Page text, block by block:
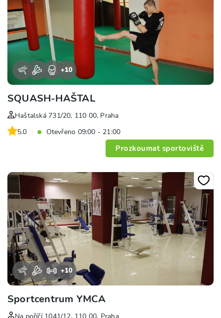
+10
SQUASH-HAŠTAL
Haštalská 731/20, 110 00, Praha
5.0
Otevřeno 09:00 - 21:00
Prozkoumat sportoviště
+10
Sportcentrum YMCA
Na poříčí 1041/12, 110 00, Praha